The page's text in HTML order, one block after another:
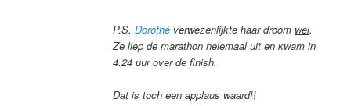
P.S.Dorothé verwezenlijkte haar droom wel.
Ze liep de marathon helemaal uit en kwam in
4.24 uur over de finish.
Dat is toch een applaus waard!!